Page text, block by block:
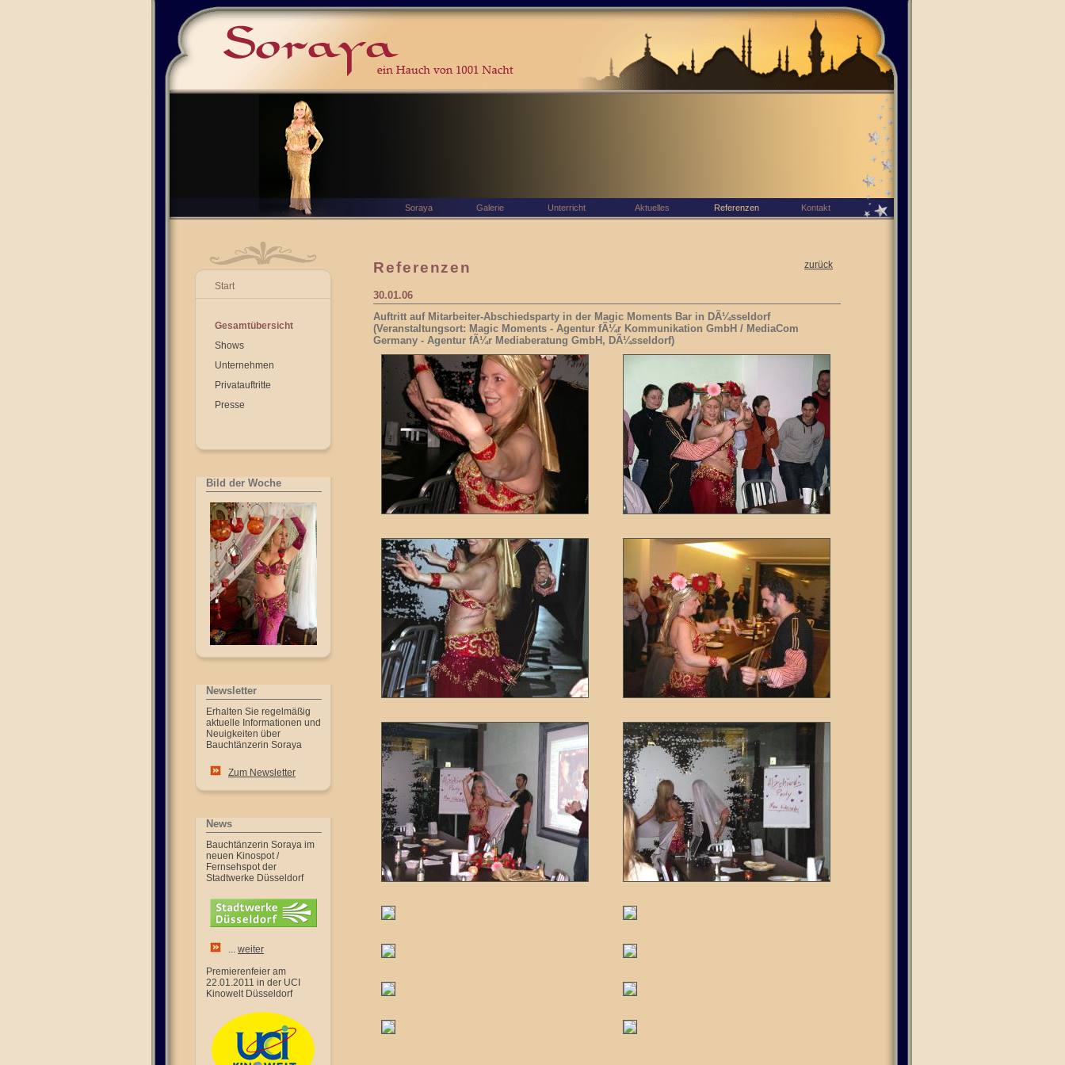
Start
Gesamtübersicht
Shows
Unternehmen
Privatauftritte
Presse
Bild der Woche
Newsletter
Erhalten Sie regelmäßig
aktuelle Informationen und
Neuigkeiten über
Bauchtänzerin Soraya
Zum Newsletter
News
Bauchtänzerin Soraya im
neuen Kinospot /
Fernsehspot der
Stadtwerke Düsseldorf
... weiter
Premierenfeier am
22.01.2011 in der UCI
Kinowelt Düsseldorf
Referenzen zurück
30.01.06
Auftritt auf Mitarbeiter-Abschiedsparty in der Magic Moments Bar in DÃ¼sseldorf
(Veranstaltungsort: Magic Moments - Agentur fÃ¼r Kommunikation GmbH / MediaCom
Germany - Agentur fÃ¼r Mediaberatung GmbH, DÃ¼sseldorf)
Soraya Galerie Unterricht Aktuelles Referenzen Kontakt